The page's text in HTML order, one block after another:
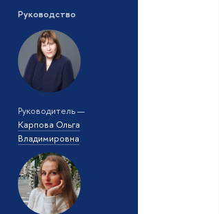
Руководство
Руководитель —
Карпова Ольга
Владимировна